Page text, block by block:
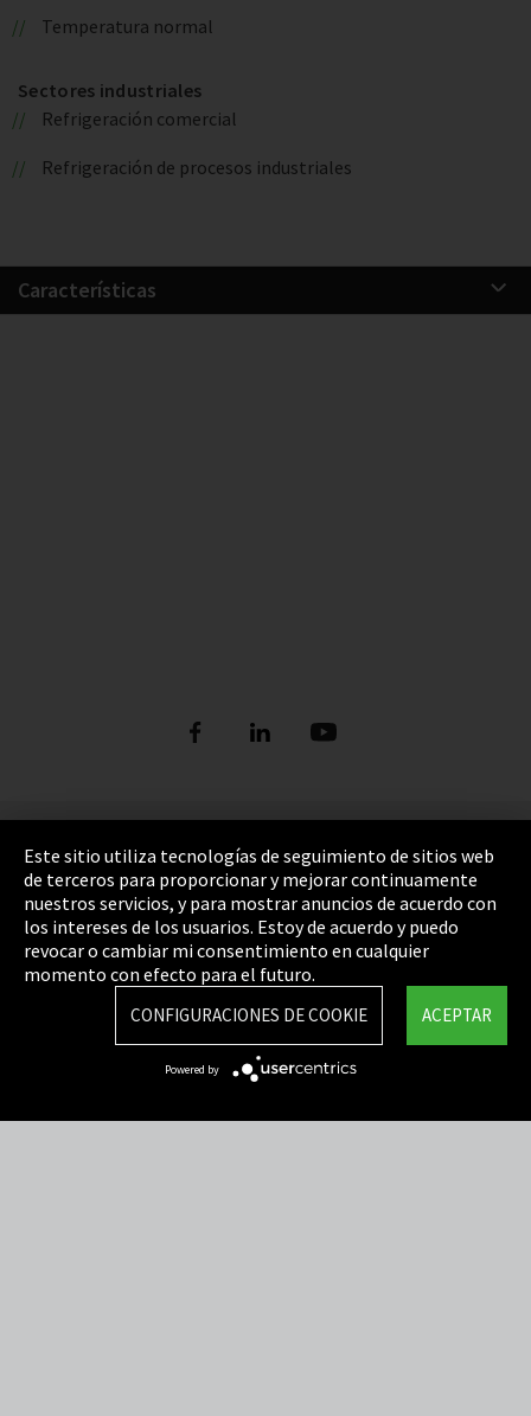
Temperatura normal
Sectores industriales
Refrigeración comercial
Refrigeración de procesos industriales
Características
Pie de imprenta
Política de privacidad
Cookie Settings
Términos y Condiciones
Mapa del sitio
Integrity Line
Este sitio utiliza tecnologías de seguimiento de sitios web
de terceros para proporcionar y mejorar continuamente
nuestros servicios, y para mostrar anuncios de acuerdo con
los intereses de los usuarios. Estoy de acuerdo y puedo
revocar o cambiar mi consentimiento en cualquier
momento con efecto para el futuro.
ACEPTAR
CONFIGURACIONES DE COOKIE
Powered by